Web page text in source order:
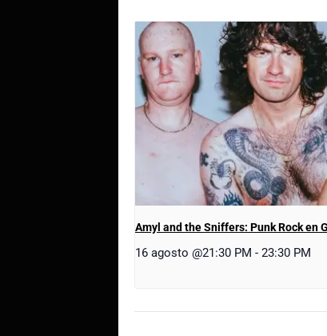
Amyl and the Sniffers: Punk Rock en
16 agosto @21:30 PM - 23:30 PM